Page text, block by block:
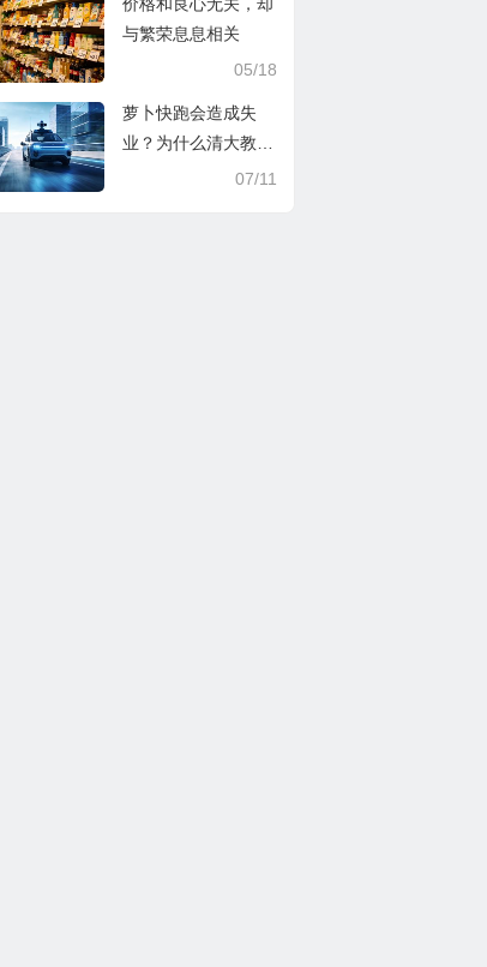
与繁荣息息相关
05/18
萝卜快跑会造成失
业？为什么清大教授
孙立平也这么愚蠢？
07/11